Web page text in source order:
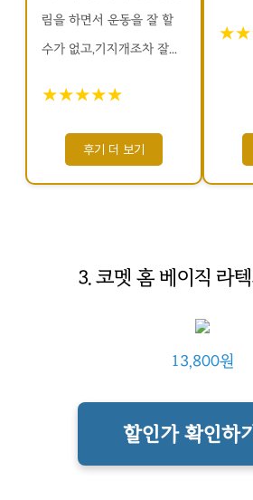
림을 하면서 운동을 잘 할
수가 없고,기지개조차 잘...
★★★★★
후기 더 보기
3. 코멧 홈 베이직 라
13,800원
할인가 확인하